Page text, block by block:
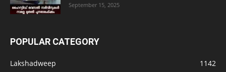
September 15, 2025
POPULAR CATEGORY
Lakshadweep
1142